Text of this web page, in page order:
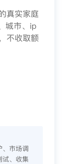
真实家庭
城市、ip
不收取额
、市场调
试、收集